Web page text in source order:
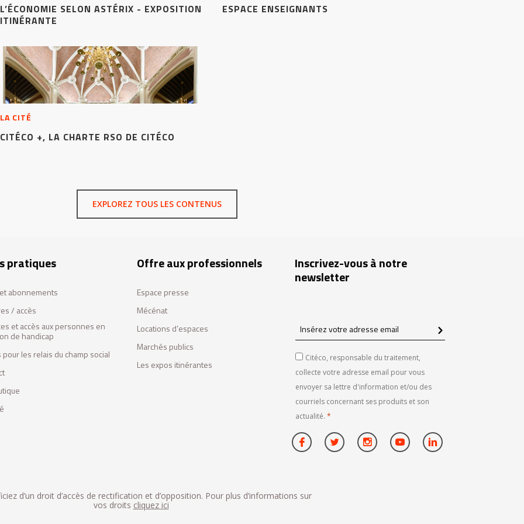
L’ÉCONOMIE SELON ASTÉRIX - EXPOSITION
ITINÉRANTE
ESPACE ENSEIGNANTS
LA CITÉ
CITÉCO +, LA CHARTE RSO DE CITÉCO
EXPLOREZ TOUS LES CONTENUS
pratiques
abonnements
/ accès
et accès aux personnes en
de handicap
les relais du champ social
Offre aux professionnels
Espace presse
Mécénat
Locations d’espaces
Marchés publics
Les expos itinérantes
Inscrivez-vous à notre
newsletter
Insérez
votre
adresse
email
Citéco, responsable du traitement,
collecte votre adresse email pour vous
envoyer sa lettre d'information et/ou des
courriels concernant ses produits et son
actualité. *
d’un droit d’accès de rectification et d’opposition. Pour plus d’informations sur
vos droits cliquez ici